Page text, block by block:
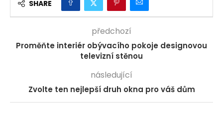
SHARE
předchozí
Proměňte interiér obývacího pokoje designovou
televizní stěnou
následující
Zvolte ten nejlepší druh okna pro váš dům